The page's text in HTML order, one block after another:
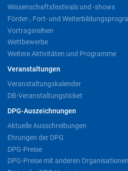
Wissenschaftsfestivals und -shows
Förder-, Fort- und
Vortragsreihen
Wettbewerbe
Weitere Aktivitäten und Programme
Veranstaltungen
Veranstaltungskalender
DB-Veranstaltungsticket
DPG-Auszeichnungen
Aktuelle Ausschreibungen
Ehrungen der DPG
DPG-Preise
DPG-Preise mit anderen Organisationen